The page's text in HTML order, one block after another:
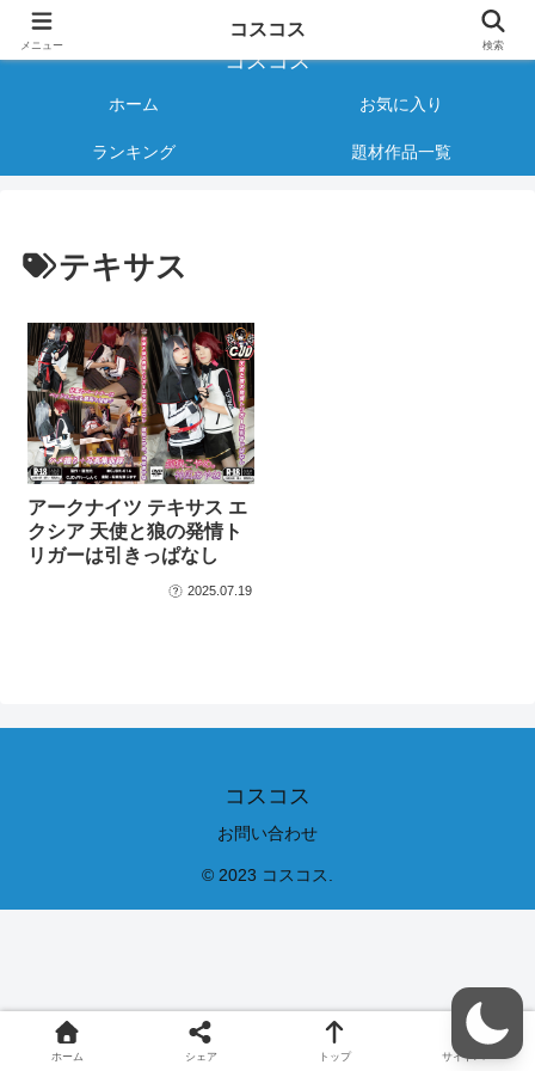
様々なジャンルのコスプレAVをご紹介する情報サイト
コスコス
ホーム お気に入り
ランキング 題材作品一覧
テキサス
アークナイツ テキサス エ
クシア 天使と狼の発情ト
リガーは引きっぱなし
2025.07.19
コスコス
お問い合わせ
© 2023 コスコス.
メニュー
コスコス
検索
ホーム シェア トップ サイドバー